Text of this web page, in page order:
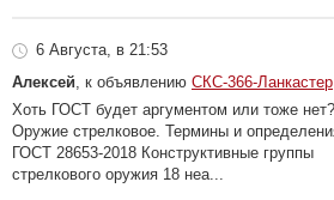
6 Августа, в 21:53
Алексей , к объявлению СКС-366-Ланкастер
Хоть ГОСТ будет аргументом или тоже нет?
Оружие стрелковое. Термины и
ГОСТ 28653-2018 Конструктивные группы
стрелкового оружия 18 неа...